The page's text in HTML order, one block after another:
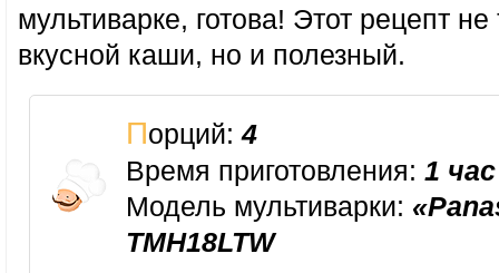
мультиварке, готова! Этот рецепт не
вкусной каши, но и полезный.
Порций:4
Время приготовления: 1
Модель мультиварки:
TMH18LTW